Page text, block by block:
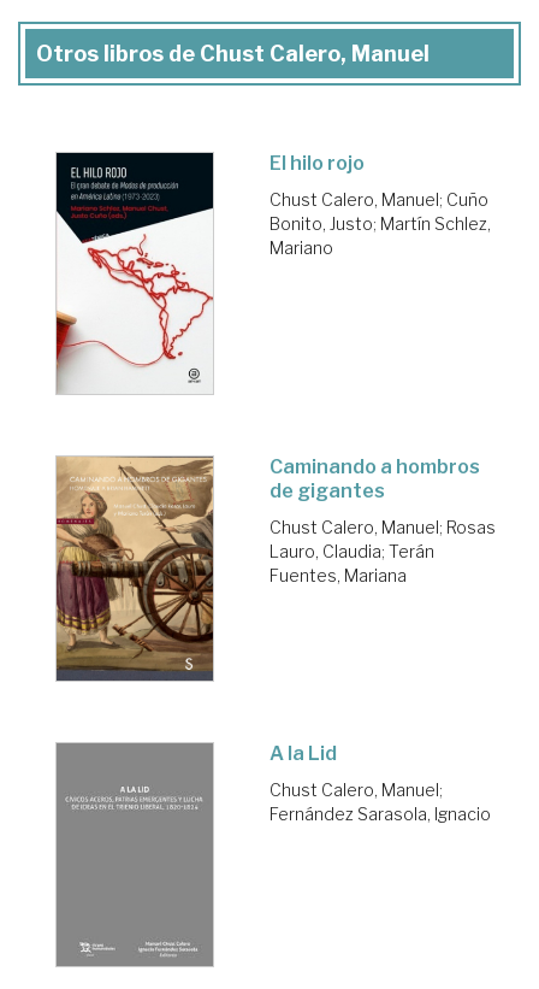
Otros libros de Chust Calero, Manuel
El hilo rojo
Chust Calero, Manuel; Cuño
Bonito, Justo; Martín Schlez,
Mariano
Caminando a hombros
de gigantes
Chust Calero, Manuel; Rosas
Lauro, Claudia; Terán
Fuentes, Mariana
A la Lid
Chust Calero, Manuel;
Fernández Sarasola, Ignacio